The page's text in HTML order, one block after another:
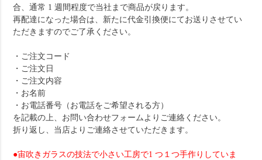
合、通常 1 週間程度で当社まで商品が戻ります。
再配達になった場合は、新たに代金引換便にてお送りさせてい
ただきますのでご了承ください。
・ご注文コード
・ご注文日
・ご注文内容
・お名前
・お電話番号（お電話をご希望される方）
を記載の上、お問い合わせフォームよりご連絡ください。
折り返し、当店よりご連絡させていただきます。
●宙吹きガラスの技法で小さい工房で1 つ１つ手作りしていま